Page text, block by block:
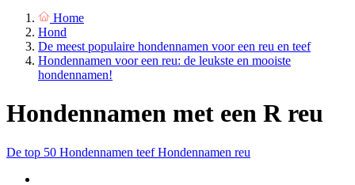
Home
Hond
De meest populaire hondennamen voor een reu en teef
Hondennamen voor een reu: de leukste en mooiste
hondennamen!
Hondennamen met een R reu
De top 50 Hondennamen teefHondennamen reu